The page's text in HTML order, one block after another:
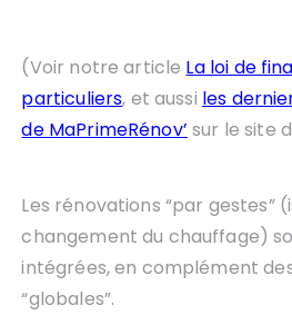
(Voir notre article La loi de
particuliers, et aussi les
de MaPrimeRénov’ sur le site
Les rénovations “par gestes”
changement du chauffage)
intégrées, en complément
“globales”.